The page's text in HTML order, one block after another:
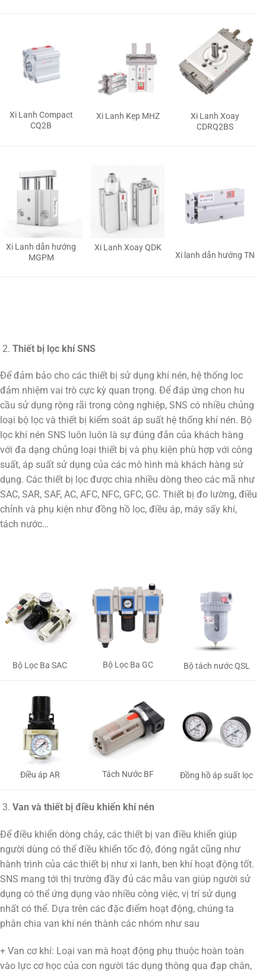
Xi Lanh Compact
CQ2B
Xi Lanh Kẹp MHZ
Xi Lanh Xoay
CDRQ2BS
Xi Lanh dẫn hướng
MGPM
Xi Lanh Xoay QDK
Xi lanh dẫn hướng TN
Thiết bị lọc khí SNS
Để đảm bảo cho các thiết bị sử dụng khí nén, hệ thống lọc
đảm nhiệm vai trò cực kỳ quan trọng. Để đáp ứng chon hu
cầu sử dụng rộng rãi trong công nghiệp, SNS có nhiều chủng
loại bộ lọc và thiết bị kiểm soát áp suất hệ thống khí nén. Bộ
lọc khí nén SNS luôn luôn là sự đúng đắn của khách hàng
với đa dạng chủng loại thiết bị và phụ kiện phù hợp với công
suất, áp suất sử dụng của các mô hình mà khách hàng sử
dụng. Các thiết bị lọc được chia nhiều dòng theo các mã như
SAC, SAR, SAF, AC, AFC, NFC, GFC, GC. Thiết bị đo lường, điều
chỉnh và phụ kiện như đồng hồ lọc, điều áp, máy sấy khí,
tách nước…
Bộ Lọc Ba SAC Bộ Lọc Ba GC Bộ tách nước QSL
Điều áp AR Tách Nước BF Đồng hồ áp suất lọc
Van và thiết bị điều khiển khí nén
Để điều khiển dòng chảy, các thiết bị van điều khiển giúp
người dùng có thể điều khiển tốc độ, đóng ngắt cũng như
hành trình của các thiết bị như xi lanh, ben khí hoạt động tốt.
SNS mang tới thị trường đầy đủ các mẫu van giúp người sử
dụng có thể ứng dụng vào nhiều công việc, vị trí sử dụng
nhất có thể. Dựa trên các đặc điểm hoạt động, chúng ta
phân chia van khí nén thành các nhóm như sau
+ Van cơ khí: Loại van mà hoạt động phụ thuộc hoàn toàn
vào lực cơ học của con người tác dụng thông qua đạp chân,